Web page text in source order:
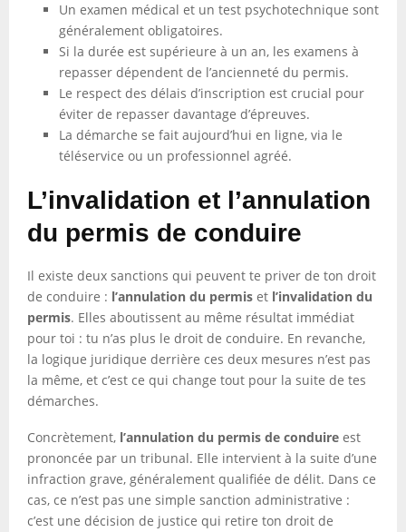
Un examen médical et un test psychotechnique sont
généralement obligatoires.
Si la durée est supérieure à un an, les examens à
repasser dépendent de l’ancienneté du permis.
Le respect des délais d’inscription est crucial pour
éviter de repasser davantage d’épreuves.
La démarche se fait aujourd’hui en ligne, via le
téléservice ou un professionnel agréé.
L’invalidation et l’annulation
du permis de conduire
Il existe deux sanctions qui peuvent te priver de ton droit
de conduire : l’annulation du permis et l’invalidation du
permis. Elles aboutissent au même résultat immédiat
pour toi : tu n’as plus le droit de conduire. En revanche,
la logique juridique derrière ces deux mesures n’est pas
la même, et c’est ce qui change tout pour la suite de tes
démarches.
Concrètement, l’annulation du permis de conduire est
prononcée par un tribunal. Elle intervient à la suite d’une
infraction grave, généralement qualifiée de délit. Dans ce
cas, ce n’est pas une simple sanction administrative :
c’est une décision de justice qui retire ton droit de